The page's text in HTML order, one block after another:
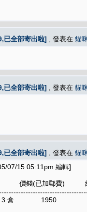
已全部寄出啦] , 發表在 貓
已全部寄出啦] , 發表在 貓
已全部寄出啦] , 發表在 貓
07/15 05:11pm 編輯]
已加郵費) 編號(
成貓 3 盒